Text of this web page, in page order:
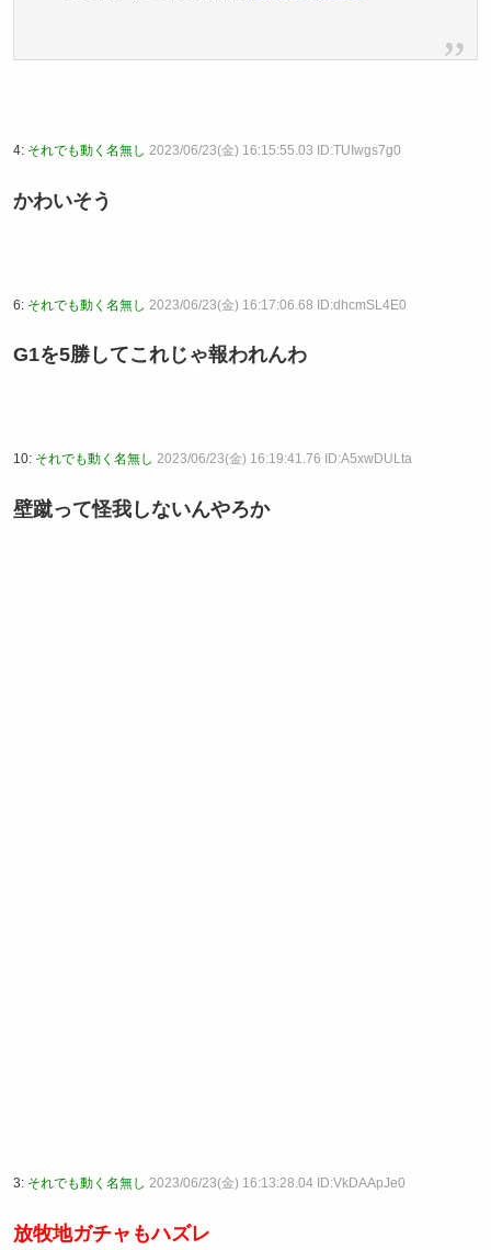
4: それでも動く名無し 2023/06/23(金) 16:15:55.03 ID:TUIwgs7g0
かわいそう
6: それでも動く名無し 2023/06/23(金) 16:17:06.68 ID:dhcmSL4E0
G1を5勝してこれじゃ報われんわ
10: それでも動く名無し 2023/06/23(金) 16:19:41.76 ID:A5xwDULta
壁蹴って怪我しないんやろか
3: それでも動く名無し 2023/06/23(金) 16:13:28.04 ID:VkDAApJe0
放牧地ガチャもハズレ